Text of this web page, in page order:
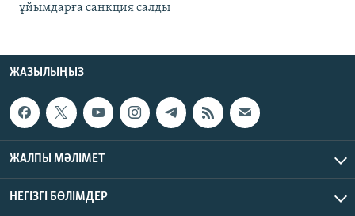
ұйымдарға санкция салды
ЖАЗЫЛЫҢЫЗ
ЖАЛПЫ МӘЛІМЕТ
НЕГІЗГІ БӨЛІМДЕР